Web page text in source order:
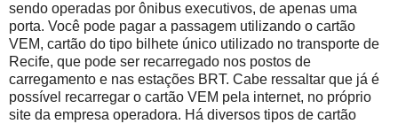
sendo operadas por ônibus executivos, de apenas uma
porta. Você pode pagar a passagem utilizando o cartão
VEM, cartão do tipo bilhete único utilizado no transporte de
Recife, que pode ser recarregado nos postos de
carregamento e nas estações BRT. Cabe ressaltar que já é
possível recarregar o cartão VEM pela internet, no próprio
site da empresa operadora. Há diversos tipos de cartão